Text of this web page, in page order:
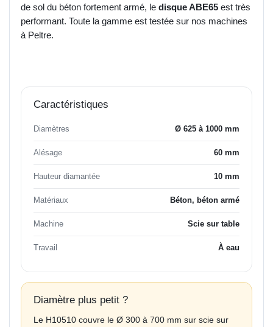
de sol du béton fortement armé, le disque ABE65 est très
performant. Toute la gamme est testée sur nos machines
à Peltre.
Caractéristiques
Diamètres Ø 625 à 1000 mm
Alésage 60 mm
Hauteur diamantée 10 mm
Matériaux Béton, béton armé
Machine Scie sur table
Travail À eau
Diamètre plus petit ?
Le H10510 couvre le Ø 300 à 700 mm sur scie sur